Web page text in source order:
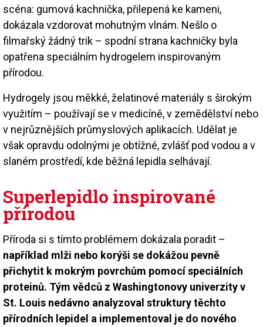
scéna: gumová kachnička, přilepená ke kameni,
dokázala vzdorovat mohutným vlnám. Nešlo o
filmařský žádný trik – spodní strana kachničky byla
opatřena speciálním hydrogelem inspirovaným
přírodou.
Hydrogely jsou měkké, želatinové materiály s širokým
využitím – používají se v medicíně, v zemědělství nebo
v nejrůznějších průmyslových aplikacích. Udělat je
však opravdu odolnými je obtížné, zvlášť pod vodou a v
slaném prostředí, kde běžná lepidla selhávají.
Superlepidlo inspirované
přírodou
Příroda si s tímto problémem dokázala poradit –
například mlži nebo korýši se dokážou pevně
přichytit k mokrým povrchům pomocí speciálních
proteinů. Tým vědců z Washingtonovy univerzity v
St. Louis nedávno analyzoval struktury těchto
přírodních lepidel a implementoval je do nového